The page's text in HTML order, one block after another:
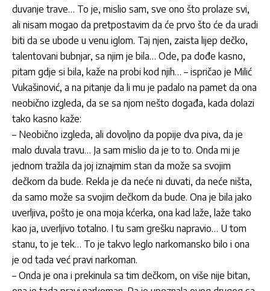
duvanje trave… To je, mislio sam, sve ono što prolaze svi,
ali nisam mogao da pretpostavim da će prvo što će da uradi
biti da se ubode u venu iglom. Taj njen, zaista lijep dečko,
talentovani bubnjar, sa njim je bila… Ode, pa dođe kasno,
pitam gdje si bila, kaže na probi kod njih… – ispričao je Milić
Vukašinović, a na pitanje da li mu je padalo na pamet da ona
neobično izgleda, da se sa njom nešto događa, kada dolazi
tako kasno kaže:
– Neobično izgleda, ali dovoljno da popije dva piva, da je
malo duvala travu… Ja sam mislio da je to to. Onda mi je
jednom tražila da joj iznajmim stan da može sa svojim
dečkom da bude. Rekla je da neće ni duvati, da neće ništa,
da samo može sa svojim dečkom da bude. Ona je bila jako
uverljiva, pošto je ona moja kćerka, ona kad laže, laže tako
kao ja, uverljivo totalno. I tu sam grešku napravio… U tom
stanu, to je tek… To je takvo leglo narkomansko bilo i ona
je od tada već pravi narkoman.
– Onda je ona i prekinula sa tim dečkom, on više nije bitan,